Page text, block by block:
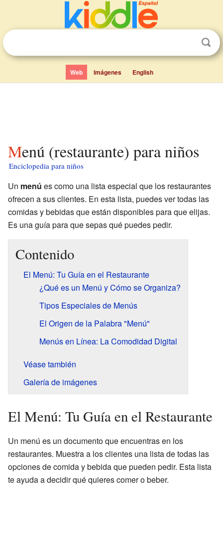
Web Imágenes English
Menú (restaurante) para niños
Enciclopedia para niños
Un menú es como una lista especial que los restaurantes
ofrecen a sus clientes. En esta lista, puedes ver todas las
comidas y bebidas que están disponibles para que elijas.
Es una guía para que sepas qué puedes pedir.
Contenido
El Menú: Tu Guía en el Restaurante
¿Qué es un Menú y Cómo se Organiza?
Tipos Especiales de Menús
El Origen de la Palabra "Menú"
Menús en Línea: La Comodidad Digital
Véase también
Galería de imágenes
El Menú: Tu Guía en el Restaurante
Un menú es un documento que encuentras en los
restaurantes. Muestra a los clientes una lista de todas las
opciones de comida y bebida que pueden pedir. Esta lista
te ayuda a decidir qué quieres comer o beber.